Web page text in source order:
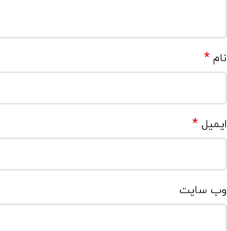
نام *
ایمیل *
وب‌ سایت